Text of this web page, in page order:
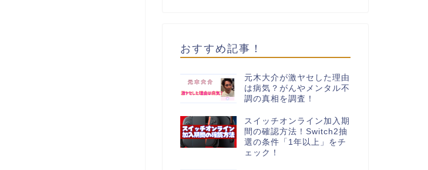
おすすめ記事！
元木大介が激ヤセした理由
は病気？がんやメンタル不
調の真相を調査！
スイッチオンライン加入期
間の確認方法！Switch2抽
選の条件「1年以上」をチ
ェック！